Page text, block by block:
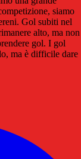
siamo
Gol subiti nel
alto, ma non
gol. I gol
ma è difficile dare